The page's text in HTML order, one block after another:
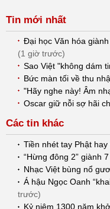
Tin mới nhất
Đại học Văn hóa
(1 giờ trước)
Sao Việt "không dám
Bức màn tối về thu
"Hãy nghe này! Âm
Oscar giữ nỗi sợ hãi
Các tin khác
Tiền nhét tay Phật
“Hừng đông 2” giành
Nhạc Việt bùng nổ
Á hậu Ngọc Oanh
trước)
Kỷ niệm 1300 năm